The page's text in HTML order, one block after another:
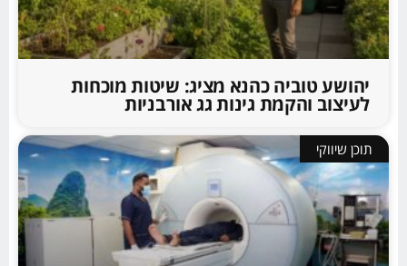
יהושע טוביה כהנא מציג: שיטות מוכחות
לעיצוב והקמת גינות גג אורבניות
תוכן שיווקי